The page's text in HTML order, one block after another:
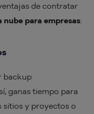
de contratar
nube para empresas:
backup
ganas tiempo para
y proyectos o